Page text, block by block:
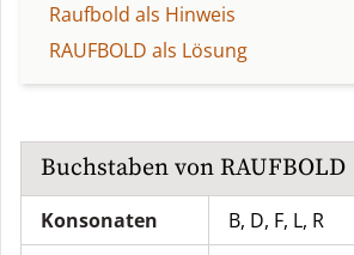
Raufbold als Hinweis
RAUFBOLD als Lösung
Buchstaben von RAUFBOLD
Konsonaten
B, D, F, L, R